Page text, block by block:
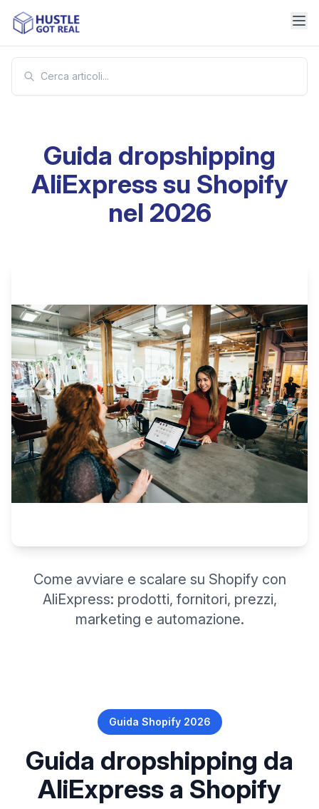
Guida dropshipping
AliExpress su Shopify
nel 2026
Come avviare e scalare su Shopify con
AliExpress: prodotti, fornitori, prezzi,
marketing e automazione.
Guida Shopify 2026
Guida dropshipping da
AliExpress a Shopify